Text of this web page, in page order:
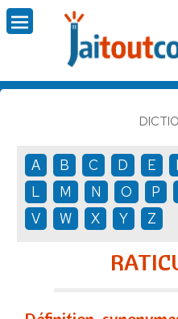
A B C D E
L
M N O P
V
W X Y Z